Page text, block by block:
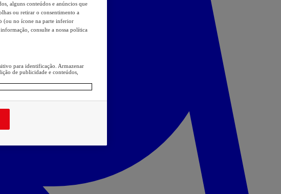
alguns conteúdos e anúncios que
ou retirar o consentimento a
(ou no ícone na parte inferior
consulte a nossa política
para identificação. Armazenar
de publicidade e conteúdos,